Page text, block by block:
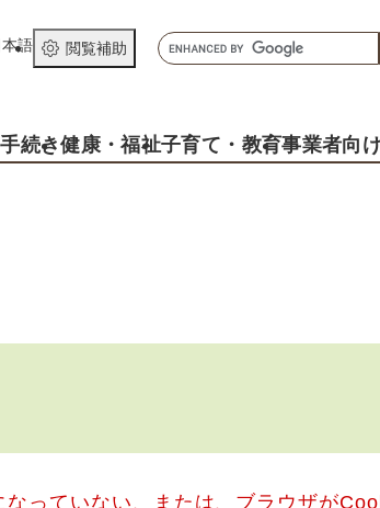
語 閲覧補助
キ
ー
ド
手続き健康 ・福祉子育て ・教育事業者向
っていない、または、ブラウザが